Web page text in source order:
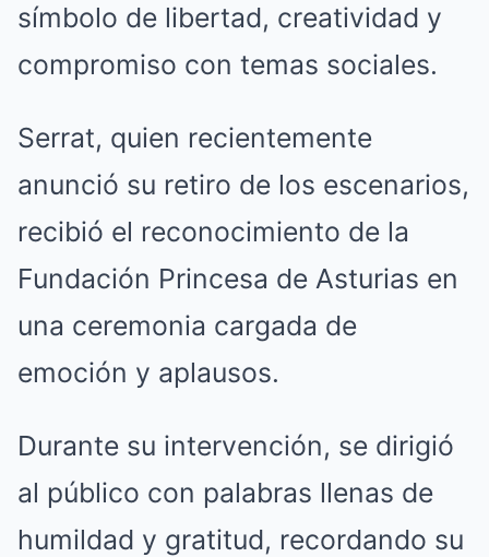
símbolo de libertad, creatividad y
compromiso con temas sociales.
Serrat, quien recientemente
anunció su retiro de los escenarios,
recibió el reconocimiento de la
Fundación Princesa de Asturias en
una ceremonia cargada de
emoción y aplausos.
Durante su intervención, se dirigió
al público con palabras llenas de
humildad y gratitud, recordando su